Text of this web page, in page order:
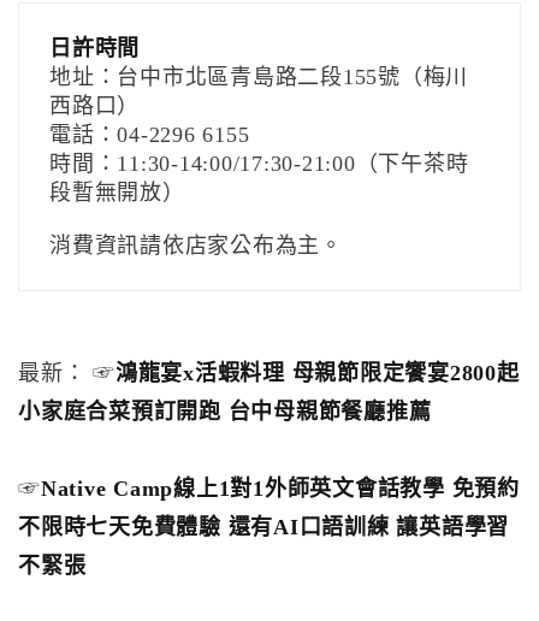
日許時間
地址：台中市北區青島路二段155號（梅川
西路口）
電話：04-2296 6155
時間：11:30-14:00/17:30-21:00（下午茶時
段暫無開放）
消費資訊請依店家公布為主。
最新： ☞鴻龍宴x活蝦料理 母親節限定饗宴2800起
小家庭合菜預訂開跑 台中母親節餐廳推薦
☞Native Camp線上1對1外師英文會話教學 免預約
不限時七天免費體驗 還有AI口語訓練 讓英語學習
不緊張